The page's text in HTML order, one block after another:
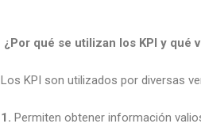
¿Por qué se utilizan los KPI y qué
Los KPI son utilizados por diversas
1. Permiten obtener información